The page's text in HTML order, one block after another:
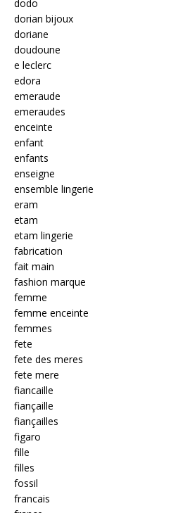
dodo
dorian bijoux
doriane
doudoune
e leclerc
edora
emeraude
emeraudes
enceinte
enfant
enfants
enseigne
ensemble lingerie
eram
etam
etam lingerie
fabrication
fait main
fashion marque
femme
femme enceinte
femmes
fete
fete des meres
fete mere
fiancaille
fiançaille
fiançailles
figaro
fille
filles
fossil
francais